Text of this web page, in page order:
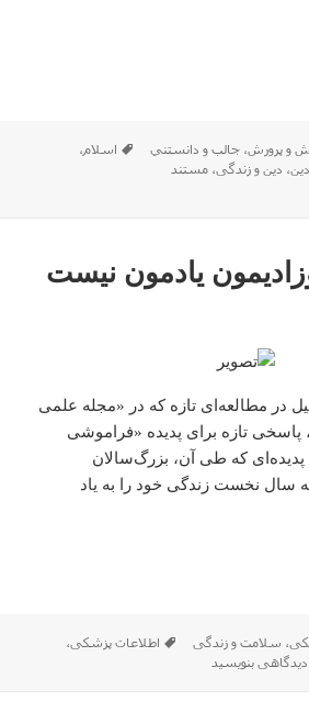
!!
و پرورش،جالب و دانستني برچسب‌ها
اسلام،
دین، دین و زندگی،مستند
یادمون نیست
در مطالعه‌ای تازه که در «مجله علمی
تازه برای پدیده «فراموشی
پدیده‌ای که طی آن، بزرگ‌سالان
سال نخست زندگی خود را به یاد
نوزادیمون یادمون نیست ؟
، سلامت و زندگی برچسب‌ها
اطلاعات پزشکی،
برای چرا دوران نوزادیمون یادمون نیست ؟
دیدگاهی بنویسید